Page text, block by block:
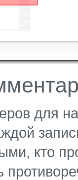
для
кто